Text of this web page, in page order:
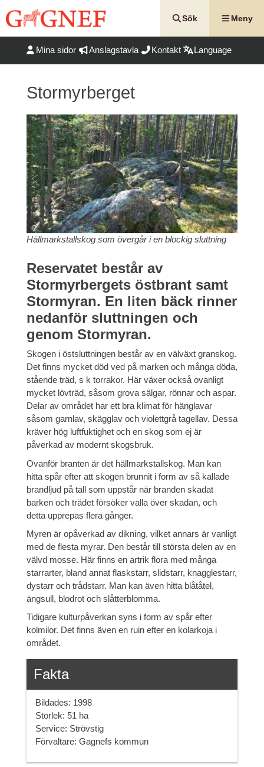
till
Sök Meny
Mina sidor Anslagstavla Kontakt Language
Stormyrberget
Hällmarkstallskog som övergår i en blockig sluttning
Reservatet består av
Stormyrbergets östbrant samt
Stormyran. En liten bäck rinner
nedanför sluttningen och
genom Stormyran.
Skogen i östsluttningen består av en välväxt granskog.
Det finns mycket död ved på marken och många döda,
stående träd, s k torrakor. Här växer också ovanligt
mycket lövträd, såsom grova sälgar, rönnar och aspar.
Delar av området har ett bra klimat för hänglavar
såsom garnlav, skägglav och violettgrå tagellav. Dessa
kräver hög luftfuktighet och en skog som ej är
påverkad av modernt skogsbruk.
Ovanför branten är det hällmarkstallskog. Man kan
hitta spår efter att skogen brunnit i form av så kallade
brandljud på tall som uppstår när branden skadat
barken och trädet försöker valla över skadan, och
detta upprepas flera gånger.
Myren är opåverkad av dikning, vilket annars är vanligt
med de flesta myrar. Den består till största delen av en
välvd mosse. Här finns en artrik flora med många
starrarter, bland annat flaskstarr, slidstarr, knagglestarr,
dystarr och trådstarr. Man kan även hitta blåtåtel,
ängsull, blodrot och slåtterblomma.
Tidigare kulturpåverkan syns i form av spår efter
kolmilor. Det finns även en ruin efter en kolarkoja i
området.
Fakta
Bildades: 1998
Storlek: 51 ha
Service: Strövstig
Förvaltare: Gagnefs kommun